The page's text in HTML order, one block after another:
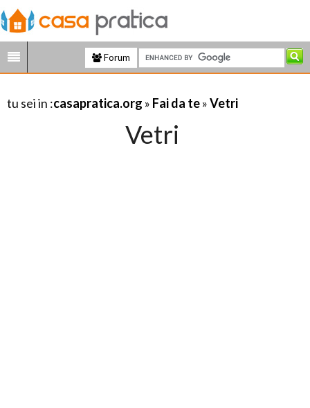
Forum
tu sei in :casapratica.org » Fai da te»Vetri
Vetri